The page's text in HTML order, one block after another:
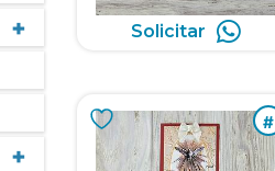
+
+
Solicitar
#